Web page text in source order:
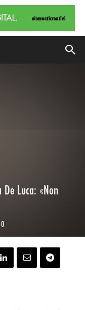
Luca: «Non
0